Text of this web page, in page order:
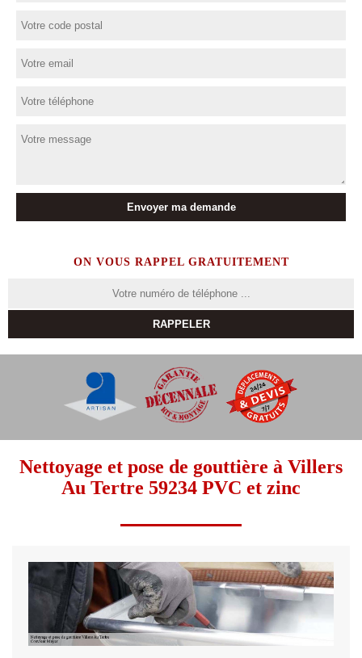
ON VOUS RAPPEL GRATUITEMENT
Nettoyage et pose de gouttière à Villers
Au Tertre 59234 PVC et zinc